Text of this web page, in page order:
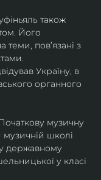
також
Його
пов’язані з
Україну, в
органного
музичну
музичній школі
державному
у класі